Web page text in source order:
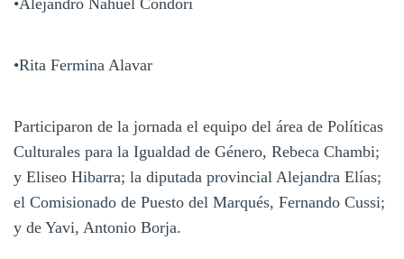
•Rita Fermina Alavar
Participaron de la jornada el equipo del área de Políticas
Culturales para la Igualdad de Género, Rebeca Chambi;
y Eliseo Hibarra; la diputada provincial Alejandra Elías;
el Comisionado de Puesto del Marqués, Fernando Cussi;
y de Yavi, Antonio Borja.